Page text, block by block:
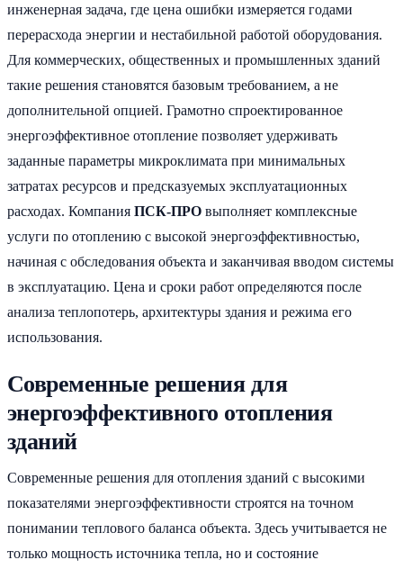
инженерная задача, где цена ошибки измеряется годами
перерасхода энергии и нестабильной работой оборудования.
Для коммерческих, общественных и промышленных зданий
такие решения становятся базовым требованием, а не
дополнительной опцией. Грамотно спроектированное
энергоэффективное отопление позволяет удерживать
заданные параметры микроклимата при минимальных
затратах ресурсов и предсказуемых эксплуатационных
расходах. Компания ПСК-ПРО выполняет комплексные
услуги по отоплению с высокой энергоэффективностью,
начиная с обследования объекта и заканчивая вводом системы
в эксплуатацию. Цена и сроки работ определяются после
анализа теплопотерь, архитектуры здания и режима его
использования.
Современные решения для
энергоэффективного отопления
зданий
Современные решения для отопления зданий с высокими
показателями энергоэффективности строятся на точном
понимании теплового баланса объекта. Здесь учитывается не
только мощность источника тепла, но и состояние